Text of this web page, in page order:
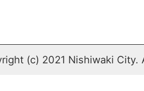
(c) 2021 Nishiwaki City.